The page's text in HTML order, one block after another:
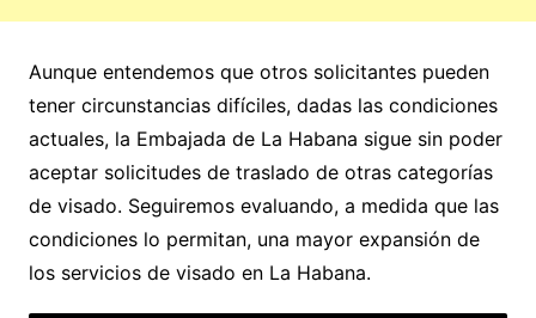
Aunque entendemos que otros solicitantes pueden
tener circunstancias difíciles, dadas las condiciones
actuales, la Embajada de La Habana sigue sin poder
aceptar solicitudes de traslado de otras categorías
de visado. Seguiremos evaluando, a medida que las
condiciones lo permitan, una mayor expansión de
los servicios de visado en La Habana.